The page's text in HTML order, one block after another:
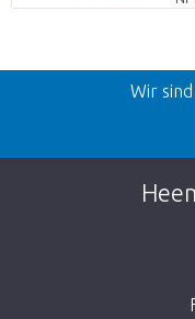
Zurück
Wir
Diese Seite
den
Wir